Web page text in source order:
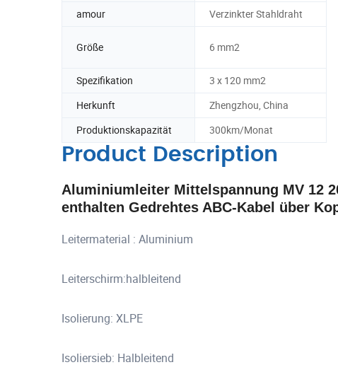
amour
Verzinkter Stahldraht
Größe 6 mm2
Spezifikation
3 x 120 mm2
Herkunft
Zhengzhou, China
Produktionskapazität
300km/Monat
Product Description
Aluminiumleiter Mittelspannung MV 12
enthalten Gedrehtes ABC-Kabel über
Leitermaterial : Aluminium
Leiterschirm:halbleitend
Isolierung: XLPE
Isoliersieb: Halbleitend